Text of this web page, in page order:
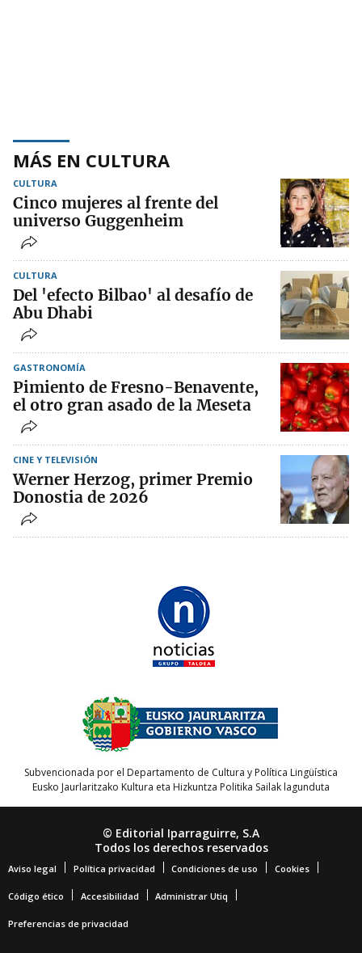
MÁS EN CULTURA
CULTURA
Cinco mujeres al frente del
universo Guggenheim
CULTURA
Del 'efecto Bilbao' al desafío de
Abu Dhabi
GASTRONOMÍA
Pimiento de Fresno-Benavente,
el otro gran asado de la Meseta
CINE Y TELEVISIÓN
Werner Herzog, primer Premio
Donostia de 2026
Subvencionada por el Departamento de Cultura y Política Lingüística
Eusko Jaurlaritzako Kultura eta Hizkuntza Politika Sailak lagunduta
© Editorial Iparraguirre, S.A
Todos los derechos reservados
Aviso legal Política privacidad Condiciones de uso Cookies
Código ético Accesibilidad Administrar Utiq
Preferencias de privacidad